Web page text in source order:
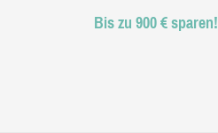
Bis zu 900 € sparen!